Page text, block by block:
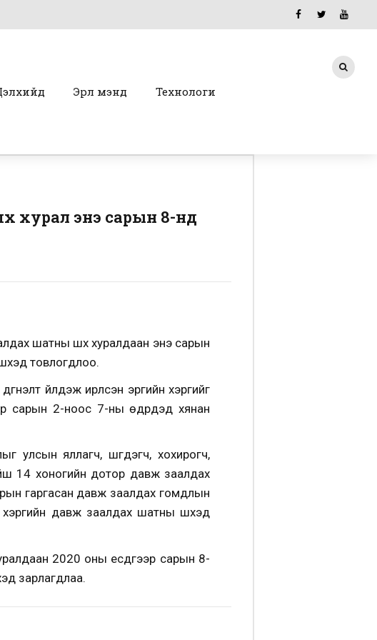
Эрүүл мэнд Технологи
хурал энэ сарын 8-нд
шатны шүүх хуралдаан энэ сарын
товлогдлоо.
үйлдэж ирүүлсэн эрүүгийн хэргийг
сарын 2-ноос 7-ны өдрүүдэд хянан
улсын яллагч, шүүгдэгч, хохирогч,
14 хоногийн дотор давж заалдах
гаргасан давж заалдах гомдлын
хэргийн давж заалдах шатны шүүхэд
2020 оны есдүгээр сарын 8-
зарлагдлаа.